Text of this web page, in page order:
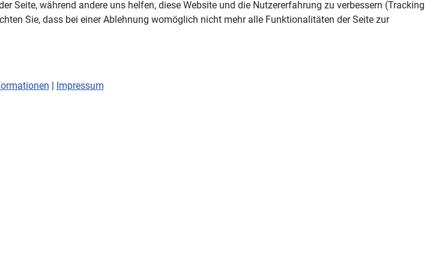
Seite, während andere uns helfen, diese Website und die Nutzererfahrung zu verbessern (Tracking
Sie, dass bei einer Ablehnung womöglich nicht mehr alle Funktionalitäten der Seite zur
| Impressum